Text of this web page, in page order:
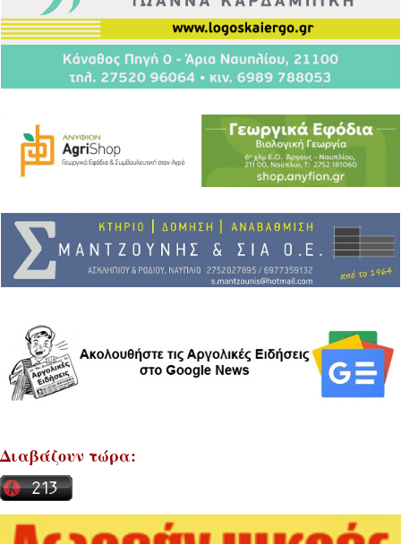
Διαβάζουν τώρα: